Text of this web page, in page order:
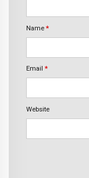
Name *
Email *
Website